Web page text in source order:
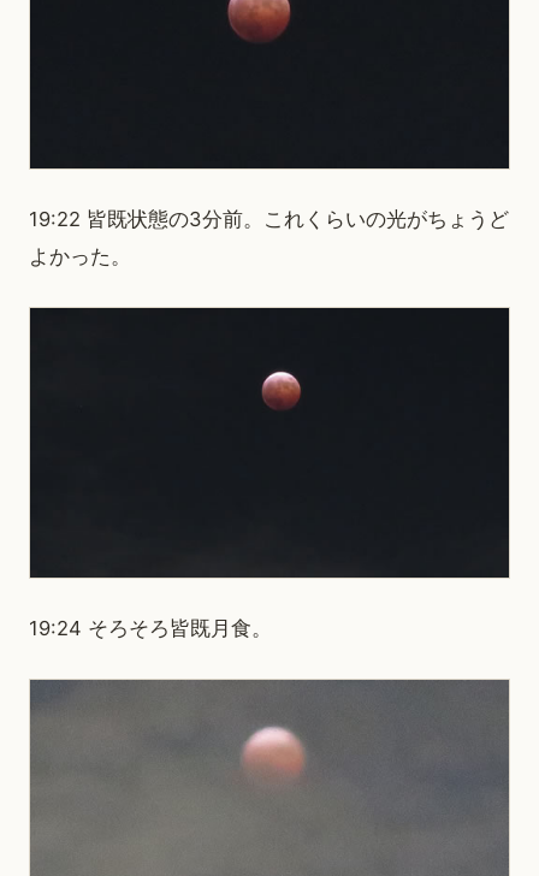
19:22 皆既状態の3分前。これくらいの光がちょうど
よかった。
19:24 そろそろ皆既月食。